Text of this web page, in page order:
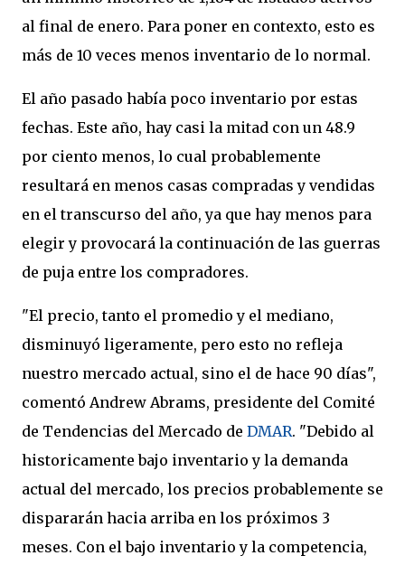
al final de enero. Para poner en contexto, esto es
más de 10 veces menos inventario de lo normal.
El año pasado había poco inventario por estas
fechas. Este año, hay casi la mitad con un 48.9
por ciento menos, lo cual probablemente
resultará en menos casas compradas y vendidas
en el transcurso del año, ya que hay menos para
elegir y provocará la continuación de las guerras
de puja entre los compradores.
"El precio, tanto el promedio y el mediano,
disminuyó ligeramente, pero esto no refleja
nuestro mercado actual, sino el de hace 90 días",
comentó Andrew Abrams, presidente del Comité
de Tendencias del Mercado de DMAR. "Debido al
historicamente bajo inventario y la demanda
actual del mercado, los precios probablemente se
dispararán hacia arriba en los próximos 3
meses. Con el bajo inventario y la competencia,